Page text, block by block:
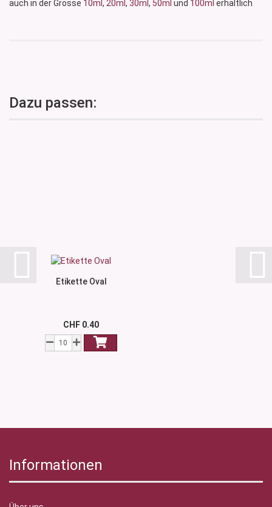
auch in der Grösse 10ml , 20ml , 30ml , 50ml und 100ml erhältlich
Dazu passen:
Etikette Oval
CHF 0.40
Informationen